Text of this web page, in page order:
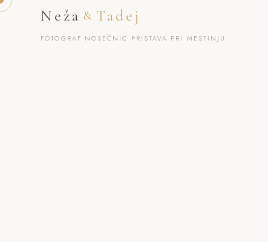
Neža & Tadej
FOTOGRAF NOSEČNIC PRISTAVA PRI MESTINJU